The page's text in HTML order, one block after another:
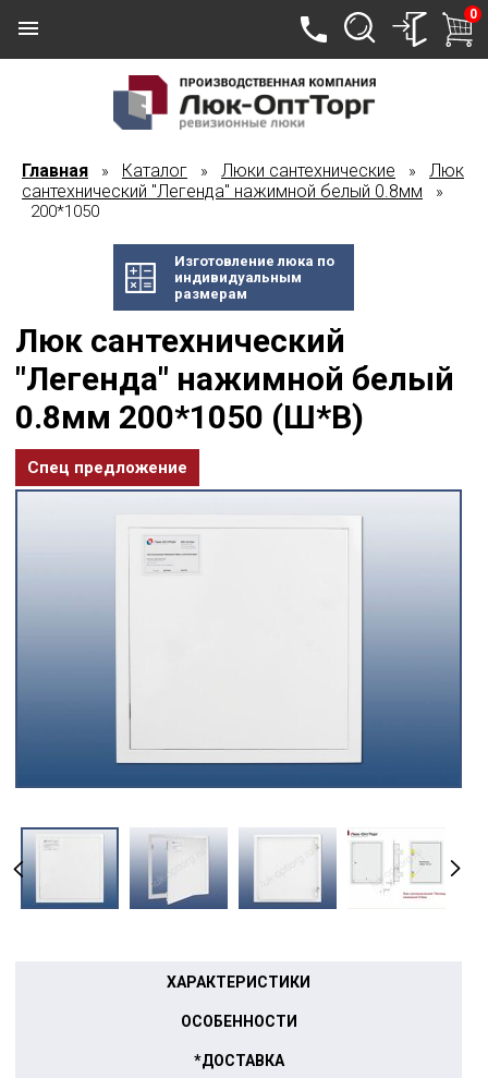
0
Главная » Каталог » Люки сантехнические » Люк
сантехнический "Легенда" нажимной белый 0.8мм »
200*1050
Изготовление люка по
индивидуальным
размерам
Люк сантехнический
"Легенда" нажимной белый
0.8мм 200*1050 (Ш*В)
Спец предложение
ХАРАКТЕРИСТИКИ
ОСОБЕННОСТИ
*ДОСТАВКА